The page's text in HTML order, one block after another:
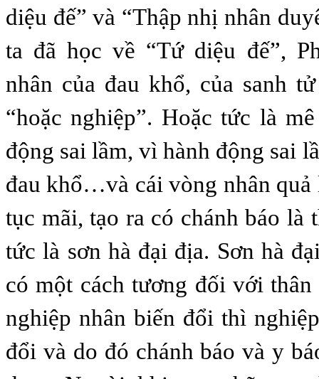
diệu đế” và “Thập nhị nhân
ta đã học về “Tứ diệu đế”,
nhân của đau khổ, của sanh
“hoặc nghiệp”. Hoặc tức là
động sai lầm, vì hành động sai
đau khổ…và cái vòng nhân quả
tục mãi, tạo ra có chánh báo là
tức là sơn hà đại địa. Sơn hà
có một cách tương đối với
nghiệp nhân biến đổi thì
đổi và do đó chánh báo và y